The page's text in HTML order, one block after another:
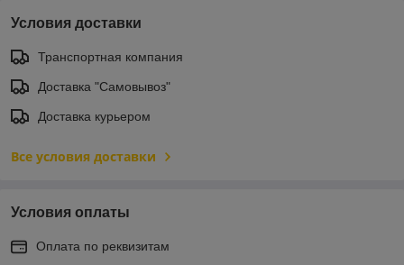
Условия доставки
Транспортная компания
Доставка "Самовывоз"
Доставка курьером
Все условия доставки
Условия оплаты
Оплата по реквизитам